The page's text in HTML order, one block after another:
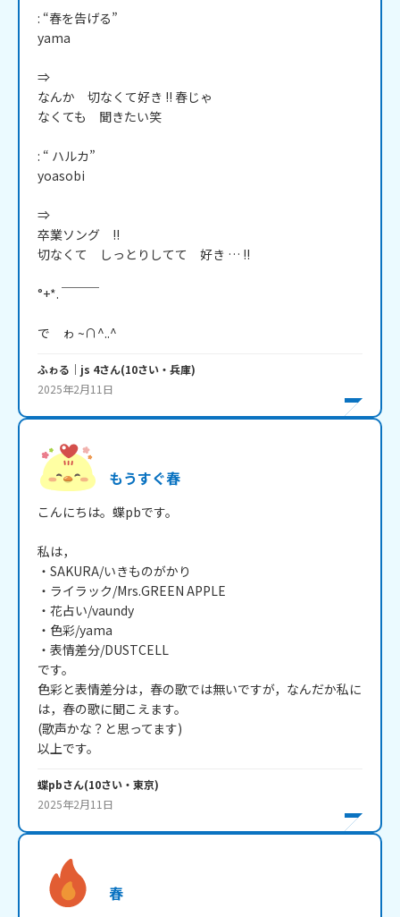
: “春を告げる”
yama
⇒
なんか　切なくて好き !! 春じゃ
なくても　聞きたい笑
: “ ハルカ”
yoasobi
⇒
卒業ソング　!!
切なくて　しっとりしてて　好き … !!
°+*. ￣￣￣
で　ゎ ~∩^..^
ふゎる｜js 4さん(10さい・ 兵庫)
2025年2月11日
もうすぐ春
こんにちは。蝶pbです。
私は，
・SAKURA/いきものがかり
・ライラック/Mrs.GREEN APPLE
・花占い/vaundy
・色彩/yama
・表情差分/DUSTCELL
です。
色彩と表情差分は，春の歌では無いですが，なんだか私に
は，春の歌に聞こえます。
(歌声かな？と思ってます)
以上です。
蝶pbさん(10さい・ 東京)
2025年2月11日
春